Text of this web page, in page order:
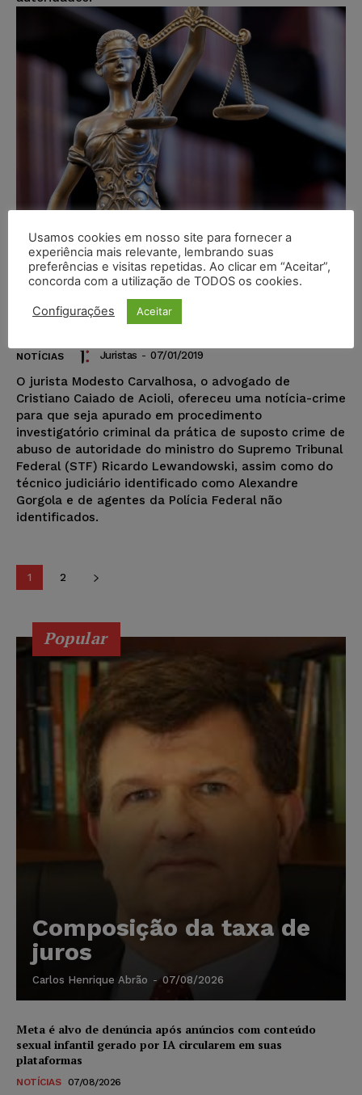
Carvalhosa protocola notícia-
crime em caso de abuso de
autoridade do ministro
Lewandowski em voo
NOTÍCIAS Juristas - 07/01/2019
O jurista Modesto Carvalhosa, o advogado de
Cristiano Caiado de Acioli, ofereceu uma notícia-crime
para que seja apurado em procedimento
investigatório criminal da prática de suposto crime de
abuso de autoridade do ministro do Supremo Tribunal
Federal (STF) Ricardo Lewandowski, assim como do
técnico judiciário identificado como Alexandre
Gorgola e de agentes da Polícia Federal não
identificados.
1 2
Popular
Composição da taxa de
juros
Carlos Henrique Abrão - 07/08/2026
Meta é alvo de denúncia após anúncios com conteúdo
sexual infantil gerado por IA circularem em suas
plataformas
NOTÍCIAS 07/08/2026
Usamos cookies em nosso site para fornecer a
experiência mais relevante, lembrando suas
preferências e visitas repetidas. Ao clicar em “Aceitar”,
concorda com a utilização de TODOS os cookies.
Configurações Aceitar